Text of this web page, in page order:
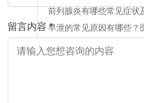
前列腺炎有哪些常见症状
早泄的常见原因有哪些？
前列腺炎长期不治疗真的
留言内容 *